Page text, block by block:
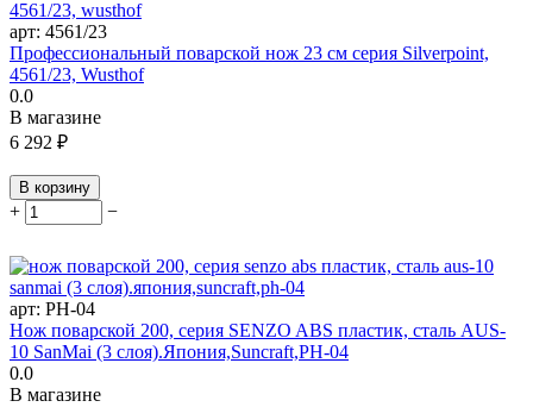
арт: 4561/23
Профессиональный поварской нож 23 см серия Silverpoint,
4561/23, Wusthof
0.0
В магазине
6 292 ₽
В корзину
+ −
арт: PH-04
Нож поварской 200, серия SENZO ABS пластик, сталь AUS-
10 SanMai (3 слоя).Япония,Suncraft,PH-04
0.0
В магазине